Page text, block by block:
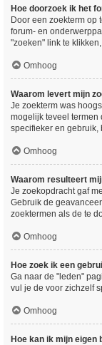
Hoe doorzoek ik het
Door een zoekterm op
forum- en
"zoeken" link te
Omhoog
Waarom levert mijn
Je zoekterm was
mogelijk teveel termen
specifieker en gebruik,
Omhoog
Waarom resulteert
Je zoekopdracht gaf
Gebruik de
zoektermen als de te
Omhoog
Hoe zoek ik een
Ga naar de "leden"
vul je de voor zichzelf
Omhoog
Hoe kan ik mijn eigen